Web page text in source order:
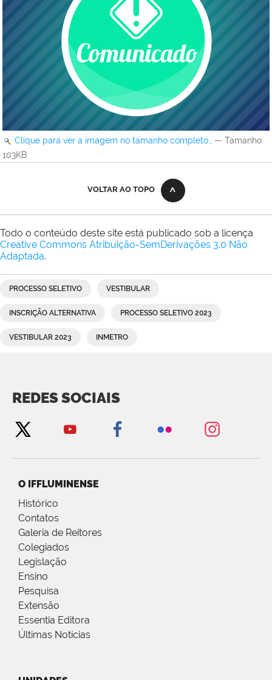
Clique para ver a imagem no tamanho completo… — Tamanho:
103KB
VOLTAR AO TOPO
Todo o conteúdo deste site está publicado sob a licença
Creative Commons Atribuição-SemDerivações 3.0 Não
Adaptada.
PROCESSO SELETIVO VESTIBULAR
INSCRIÇÃO ALTERNATIVA PROCESSO SELETIVO 2023
VESTIBULAR 2023 INMETRO
REDES SOCIAIS
O IFFLUMINENSE
Histórico
Contatos
Galeria de Reitores
Colegiados
Legislação
Ensino
Pesquisa
Extensão
Essentia Editora
Últimas Notícias